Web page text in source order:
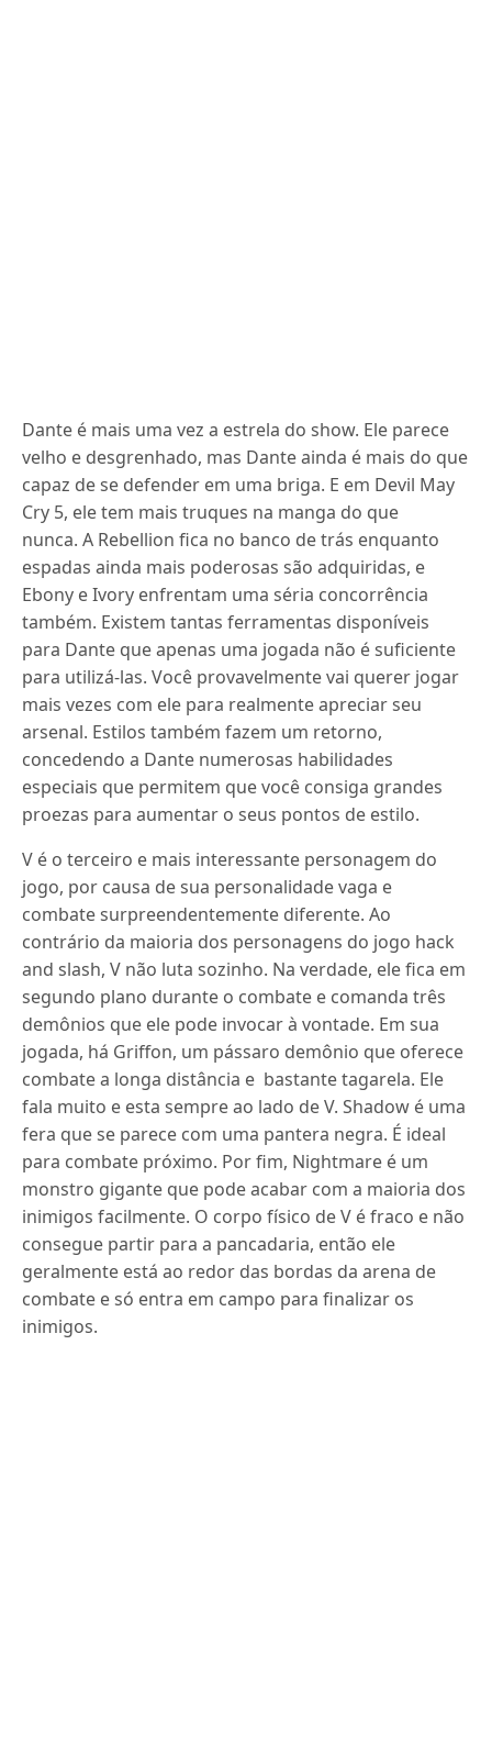
Dante é mais uma vez a estrela do show. Ele parece
velho e desgrenhado, mas Dante ainda é mais do que
capaz de se defender em uma briga. E em Devil May
Cry 5, ele tem mais truques na manga do que
nunca. A Rebellion fica no banco de trás enquanto
espadas ainda mais poderosas são adquiridas, e
Ebony e Ivory enfrentam uma séria concorrência
também. Existem tantas ferramentas disponíveis
para Dante que apenas uma jogada não é suficiente
para utilizá-las. Você provavelmente vai querer jogar
mais vezes com ele para realmente apreciar seu
arsenal. Estilos também fazem um retorno,
concedendo a Dante numerosas habilidades
especiais que permitem que você consiga grandes
proezas para aumentar o seus pontos de estilo.
V é o terceiro e mais interessante personagem do
jogo, por causa de sua personalidade vaga e
combate surpreendentemente diferente. Ao
contrário da maioria dos personagens do jogo hack
and slash, V não luta sozinho. Na verdade, ele fica em
segundo plano durante o combate e comanda três
demônios que ele pode invocar à vontade. Em sua
jogada, há Griffon, um pássaro demônio que oferece
combate a longa distância e bastante tagarela. Ele
fala muito e esta sempre ao lado de V.Shadow é uma
fera que se parece com uma pantera negra. É ideal
para combate próximo. Por fim, Nightmare é um
monstro gigante que pode acabar com a maioria dos
inimigos facilmente. O corpo físico de V é fraco e não
consegue partir para a pancadaria, então ele
geralmente está ao redor das bordas da arena de
combate e só entra em campo para finalizar os
inimigos.